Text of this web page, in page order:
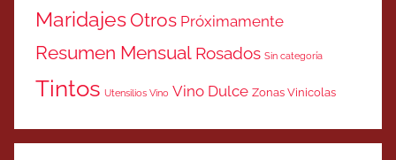
MaridajesOtros Próximamente
Resumen Mensual Rosados Sin categoría
Tintos Utensilios Vino Vino Dulce Zonas Vinicolas